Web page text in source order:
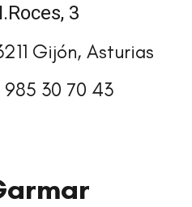
3
Gijón, Asturias
985 30 70 43